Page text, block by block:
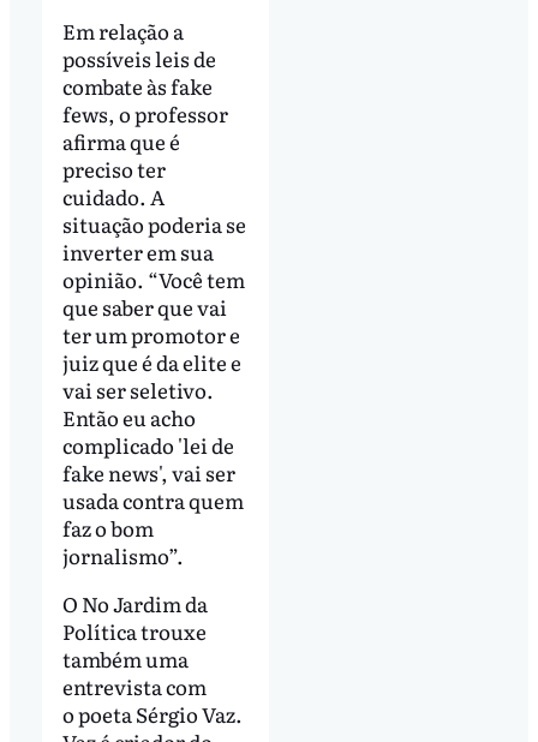
Em relação a
possíveis leis de
combate às fake
fews, o professor
afirma que é
preciso ter
cuidado. A
situação poderia se
inverter em sua
opinião. “Você tem
que saber que vai
ter um promotor e
juiz que é da elite e
vai ser seletivo.
Então eu acho
complicado 'lei de
fake news', vai ser
usada contra quem
faz o bom
jornalismo”.
O No Jardim da
Política trouxe
também uma
entrevista com
o poeta Sérgio Vaz.